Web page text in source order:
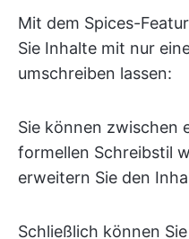
Mit dem Spices-
Sie Inhalte mit nur
umschreiben lassen:
Sie können zwischen
formellen Schreibstil
erweitern Sie den
Schließlich können